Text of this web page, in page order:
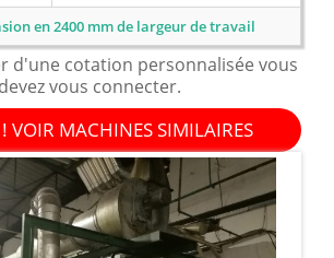
en 2400 mm de largeur de travail
d'une cotation personnalisée vous
devez vous connecter.
VOIR MACHINES SIMILAIRES